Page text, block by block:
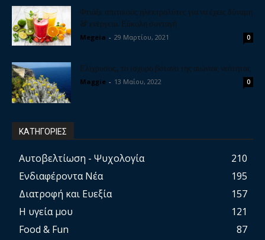
Φτιάξε σπιτικούς ηλεκτρολύτες για να έχεις δύναμη
& ενέργεια. Εύκολη συνταγή
Megeia - 29 Μαρτίου, 2021 0
Ελίχρυσος, το ισχυρό βότανο της αιώνιας νεότητας
Maggie - 13 Μαΐου, 2022 0
ΚΑΤΗΓΟΡΙΕΣ
Αυτοβελτίωση - Ψυχολογία
210
Ενδιαφέροντα Νέα
195
Διατροφή και Ευεξία
157
Η υγεία μου
121
Food & Fun
87